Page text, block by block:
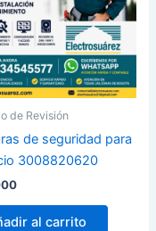
de Revisión
de seguridad para
3008820620
al carrito